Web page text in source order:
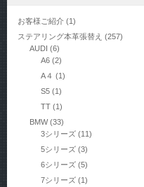
お客様ご紹介 (1)
ステアリング本革張替え (257)
AUDI (6)
A6 (2)
A４ (1)
S5 (1)
TT (1)
BMW(33)
3シリーズ (11)
5シリーズ (3)
6シリーズ (5)
7シリーズ (1)